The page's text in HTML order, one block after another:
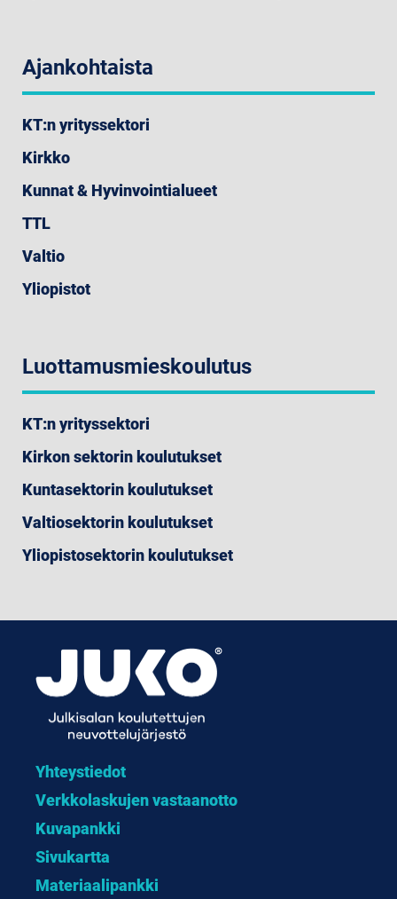
Ajankohtaista
KT:n yrityssektori
Kirkko
Kunnat & Hyvinvointialueet
TTL
Valtio
Yliopistot
Luottamusmieskoulutus
KT:n yrityssektori
Kirkon sektorin koulutukset
Kuntasektorin koulutukset
Valtiosektorin koulutukset
Yliopistosektorin koulutukset
Yhteystiedot
Verkkolaskujen vastaanotto
Kuvapankki
Sivukartta
Materiaalipankki